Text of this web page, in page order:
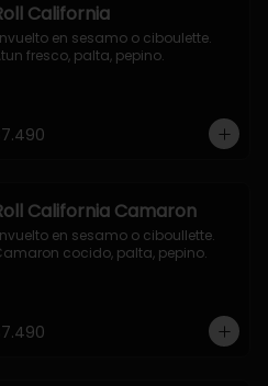
California
en sesamo o ciboulette.
fresco, palta, pepino.
California Camaron
en sesamo o ciboullette.
cocido, palta, pepino.